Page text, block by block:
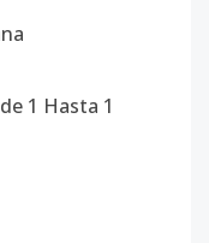
1 Hasta 1